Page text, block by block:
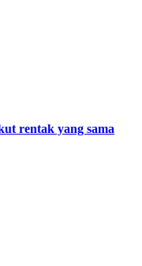
rentak yang sama